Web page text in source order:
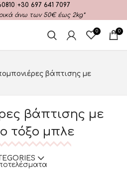
+30 697 641 7097
άνω των 50€ έως 2kg*
0 0
βάπτισης με
βάπτισης με
τόξο μπλε